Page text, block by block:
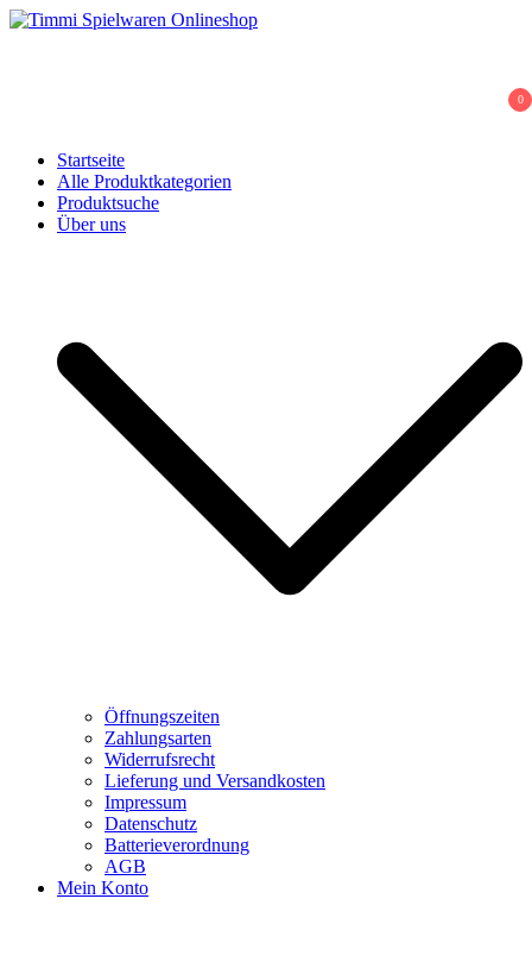
Skip
0
Startseite
Alle Produktkategorien
Produktsuche
Über uns
Öffnungszeiten
Zahlungsarten
Widerrufsrecht
Lieferung und Versandkosten
Impressum
Datenschutz
Batterieverordnung
AGB
Mein Konto